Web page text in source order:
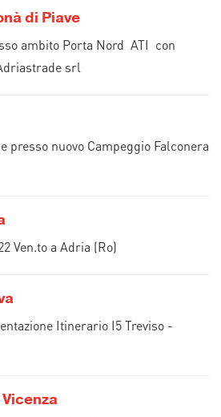
di Piave
ambito Porta Nord ATI con
srl
presso nuovo Campeggio Falconera
Ven.to a Adria (Ro)
Itinerario I5 Treviso -